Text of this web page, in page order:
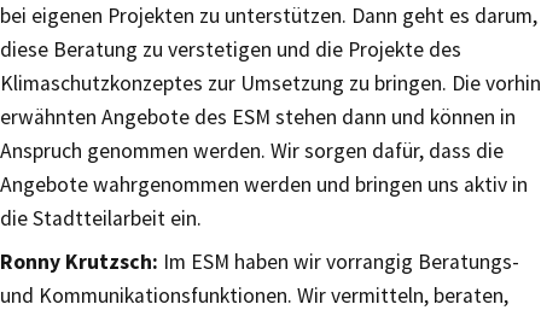
bei eigenen Projekten zu unterstützen. Dann geht es darum,
diese Beratung zu verstetigen und die Projekte des
Klimaschutzkonzeptes zur Umsetzung zu bringen. Die vorhin
erwähnten Angebote des ESM stehen dann und können in
Anspruch genommen werden. Wir sorgen dafür, dass die
Angebote wahrgenommen werden und bringen uns aktiv in
die Stadtteilarbeit ein.
Ronny Krutzsch: Im ESM haben wir vorrangig Beratungs-
und Kommunikationsfunktionen. Wir vermitteln, beraten,